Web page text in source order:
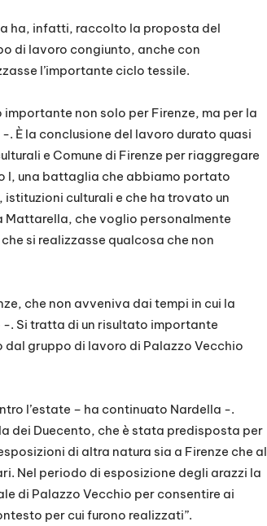
ha, infatti, raccolto la proposta del
di lavoro congiunto, anche con
l’importante ciclo tessile.
non solo per Firenze, ma per la
È la conclusione del lavoro durato quasi
e Comune di Firenze per riaggregare
I, una battaglia che abbiamo portato
culturali e che ha trovato un
che voglio personalmente
si realizzasse qualcosa che non
che non avveniva dai tempi in cui la
. Si tratta di un risultato importante
gruppo di lavoro di Palazzo Vecchio
l’estate – ha continuato Nardella -.
dei Duecento, che è stata predisposta per
di altra natura sia a Firenze che al
Nel periodo di esposizione degli arazzi la
di Palazzo Vecchio per consentire ai
per cui furono realizzati”.